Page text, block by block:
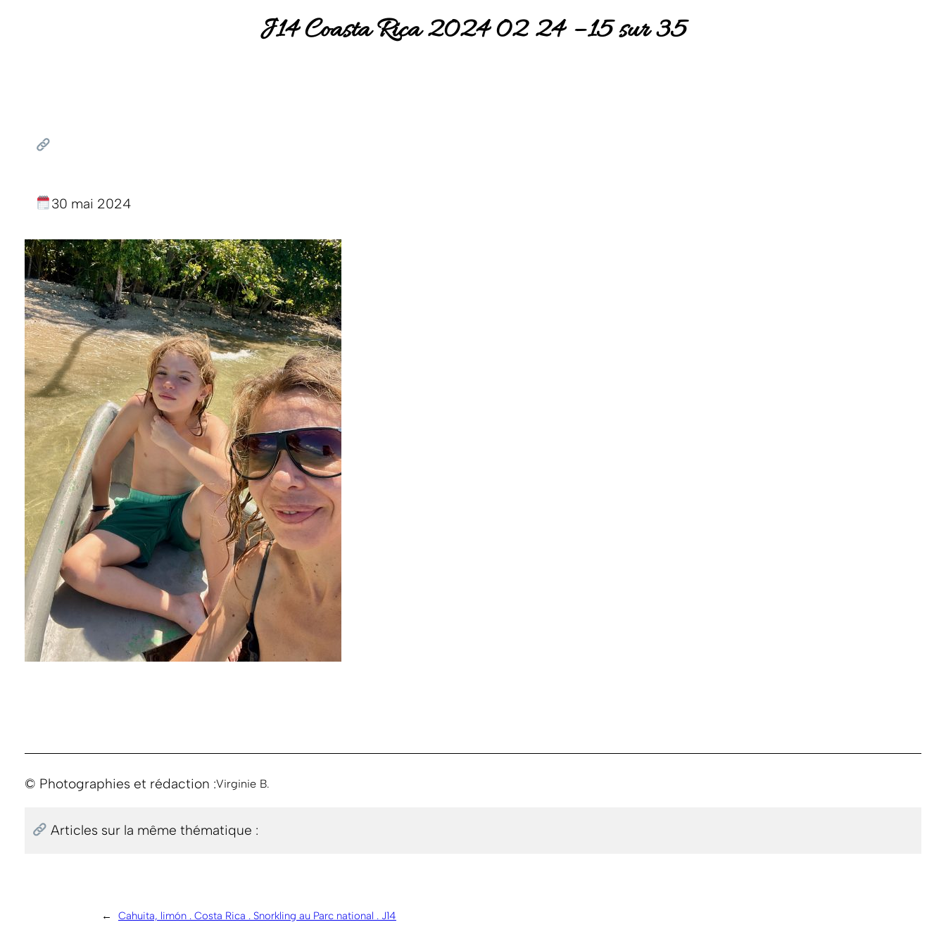
J14 Coasta Rica 2024 02 24 – 15 sur 35
30 mai 2024
© Photographies et rédaction :Virginie B.
Articles sur la même thématique :
← Cahuita, limón . Costa Rica . Snorkling au Parc national . J14